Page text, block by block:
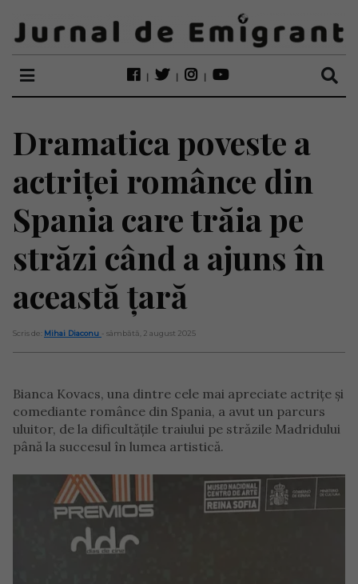
Dramatica poveste a
actriței românce din
Spania care trăia pe
străzi când a ajuns în
această țară
Scris de: Mihai Diaconu - sâmbătă, 2 august 2025
Bianca Kovacs, una dintre cele mai apreciate actrițe și
comediante românce din Spania, a avut un parcurs
uluitor, de la dificultățile traiului pe străzile Madridului
până la succesul în lumea artistică.